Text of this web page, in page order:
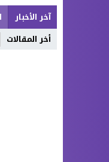
آخر الأخبار
أخر المقالات
العيون سيدي ملوك بلا ممرات